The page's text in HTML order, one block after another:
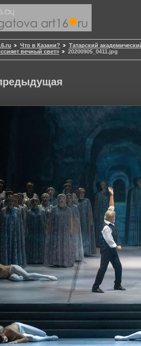
Что в Казани?
Татарский
вечный свет»
20200905_0411.jpg